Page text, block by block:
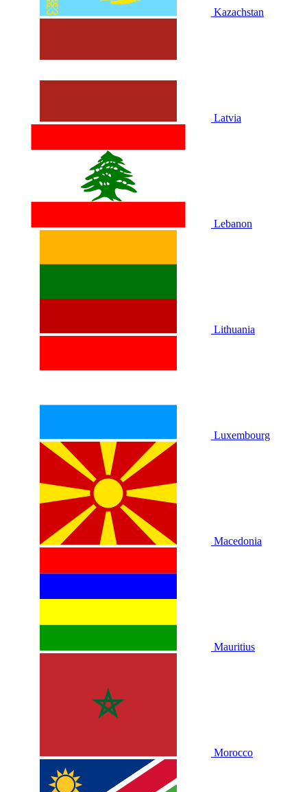
Kazachstan
Latvia
Lebanon
Lithuania
Luxembourg
Macedonia
Mauritius
Morocco